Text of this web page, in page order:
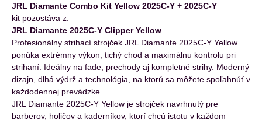
JRL Diamante Combo Kit Yellow 2025C-Y + 2025C-Y
kit pozostáva z:
JRL Diamante 2025C-Y Clipper Yellow
Profesionálny strihací strojček JRL Diamante 2025C-Y Yellow
ponúka extrémny výkon, tichý chod a maximálnu kontrolu pri
strihaní. Ideálny na fade, prechody aj kompletné strihy. Moderný
dizajn, dlhá výdrž a technológia, na ktorú sa môžete spoľahnúť v
každodennej prevádzke.
JRL Diamante 2025C-Y Yellow je strojček navrhnutý pre
barberov, holičov a kaderníkov, ktorí chcú istotu v každom